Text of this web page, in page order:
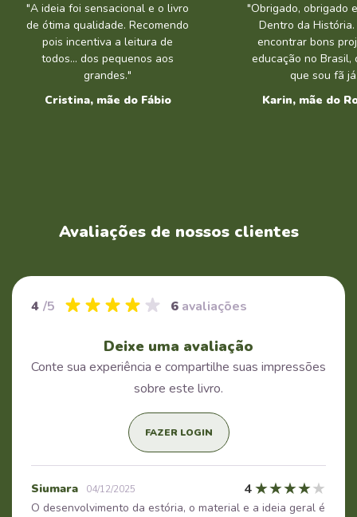
"A ideia foi sensacional e o livro
de ótima qualidade. Recomendo
pois incentiva a leitura de
todos... dos pequenos aos
grandes."
Cristina, mãe do Fábio
"Obrigado, obrigado
Dentro da
encontrar bons
educação no Brasil,
que sou fã
Karin, mãe do
Avaliações de nossos clientes
4 /5 6 avaliações
Deixe uma avaliação
Conte sua experiência e compartilhe suas impressões
sobre este livro.
FAZER LOGIN
Siumara 04/12/2025 4★★★★★
O desenvolvimento da estória, o material e a ideia geral é